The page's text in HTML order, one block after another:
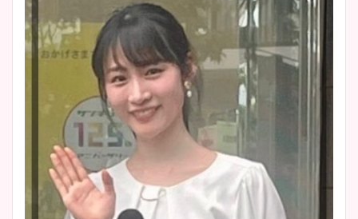
凄い！
池谷実悠アナのメガネ画像が
かわいい！カップや水着姿も
まとめた！